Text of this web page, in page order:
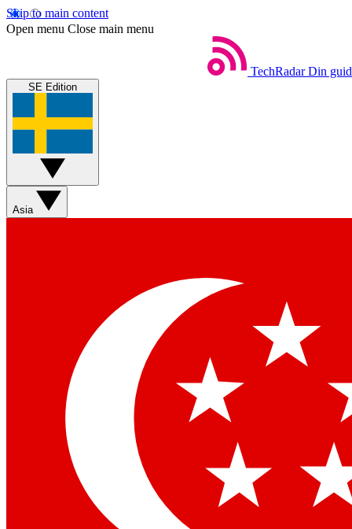
Skip to main content
Open menu Close main menu
TechRadar Din
SE Edition
Asia